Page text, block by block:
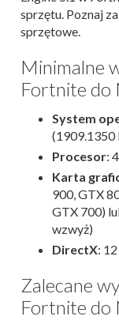
sprzętu. Poznaj
sprzętowe.
Minimalne
Fortnite do
System
(1909.1350
Procesor:
Karta
900, GTX
GTX 700)
wzwyż)
DirectX: 12
Zalecane
Fortnite do